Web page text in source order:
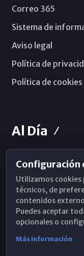
Correo 365
Sistema de
Aviso legal
Política de
Política de cookies
Al Día
Horarios de Misa
Hemeroteca
WhatsApp
Configuración
Utilizamos cookies
técnicos, de
contenidos
Puedes aceptar
opcionales o
Más información